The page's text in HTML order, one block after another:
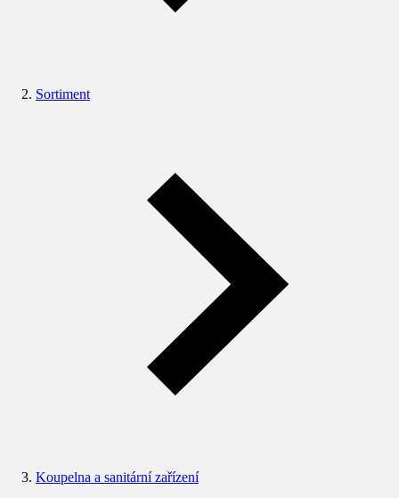
Sortiment
Koupelna a sanitární zařízení